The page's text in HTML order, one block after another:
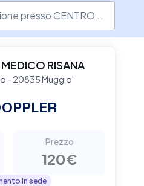
RISANA
- 20835 Muggio'
Prezzo
120€
in sede